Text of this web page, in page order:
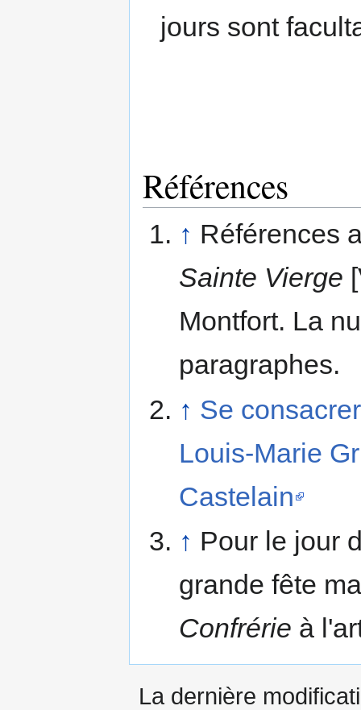
jours sont
Références
↑ Références
Sainte Vierge
Montfort. La
paragraphes.
↑ Se
Louis-Marie
Castelain
↑ Pour le jour
grande fête
Confrérie à
La dernière